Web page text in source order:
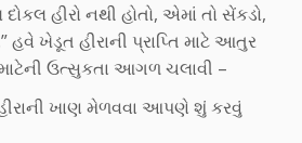
હીરો નથી હોતો, એમાં તો સેંકડો,
હવે ખેડૂત હીરાની પ્રાપ્તિ માટે આતુર
માટેની ઉત્સુકતા આગળ ચલાવી –
ખાણ મેળવવા આપણે શું કરવું